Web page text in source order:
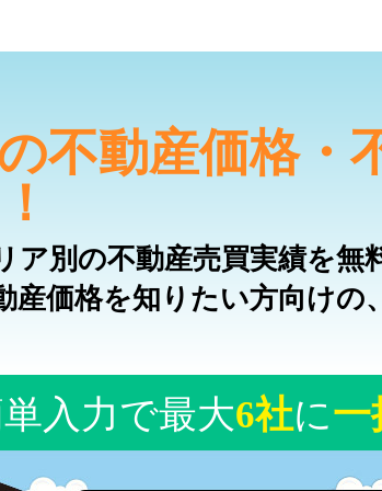
不動産価格・
ア別の不動産売買実績を無
産価格を知りたい方向けの
入力で最大6社に一